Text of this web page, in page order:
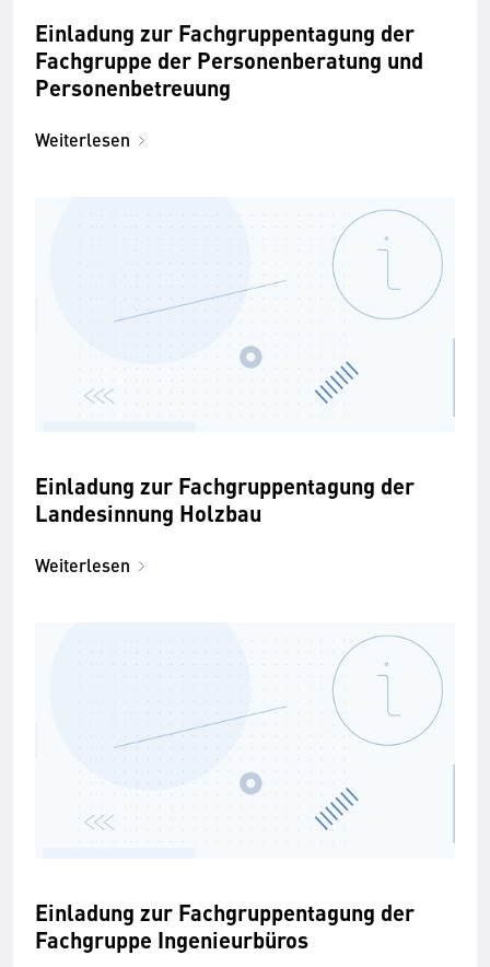
Einladung zur Fachgruppentagung der
Fachgruppe der Personenberatung und
Personenbetreuung
Weiterlesen
Einladung zur Fachgruppentagung der
Landesinnung Holzbau
Weiterlesen
Einladung zur Fachgruppentagung der
Fachgruppe Ingenieurbüros